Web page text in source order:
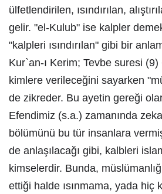
ülfetlendirilen, ısındırılan,
gelir. "el-Kulub" ise kalpler
"kalpleri ısındırılan" gibi bir
Kur`an-ı Kerim; Tevbe suresi (9)
kimlere verileceğini sayarken
de zikreder. Bu ayetin gereği
Efendimiz (s.a.) zamanında
bölümünü bu tür insanlara
de anlaşılacağı gibi, kalbleri
kimselerdir. Bunda,
ettiği halde ısınmama, yada hiç